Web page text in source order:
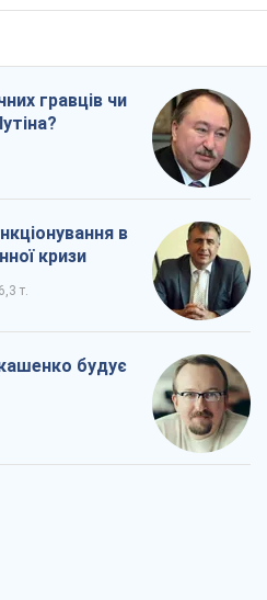
гравців чи
в
кризи
т.
будує